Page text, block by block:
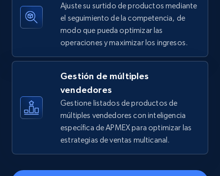
TikTok Shop - discover records by shop url
URL, Title, Available, Description, Currency, Initial
price, Final price, Discount percent, and more.
668+ Comenzar ahora
Ajuste su surtido de productos mediante
el seguimiento de la competencia, de
modo que pueda optimizar las
operaciones y maximizar los ingresos.
Gestión de múltiples
vendedores
Gestione listados de productos de
múltiples vendedores con inteligencia
específica de APMEX para optimizar las
estrategias de ventas multicanal.